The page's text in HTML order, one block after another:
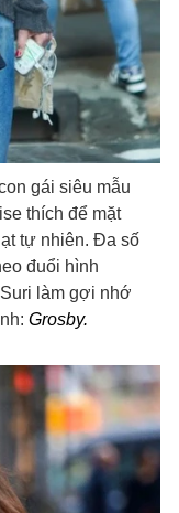
gái siêu mẫu
thích để mặt
tự nhiên. Đa số
đuổi hình
làm gợi nhớ
Grosby.